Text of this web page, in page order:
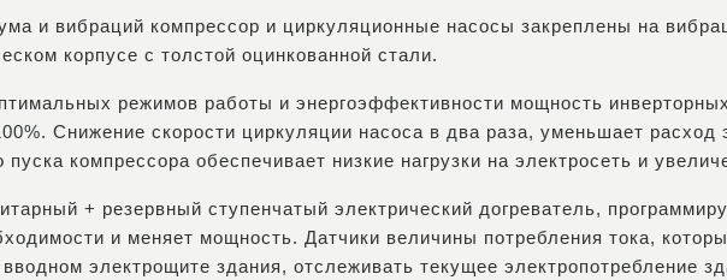
и вибраций компрессор и циркуляционные насосы закреплены на
корпусе с толстой оцинкованной стали.
режимов работы и энергоэффективности мощность
Снижение скорости циркуляции насоса в два раза, уменьшает расход
пуска компрессора обеспечивает низкие нагрузки на электросеть и
+ резервный ступенчатый электрический догреватель,
и меняет мощность. Датчики величины потребления тока,
электрощите здания, отслеживать текущее электропотребление